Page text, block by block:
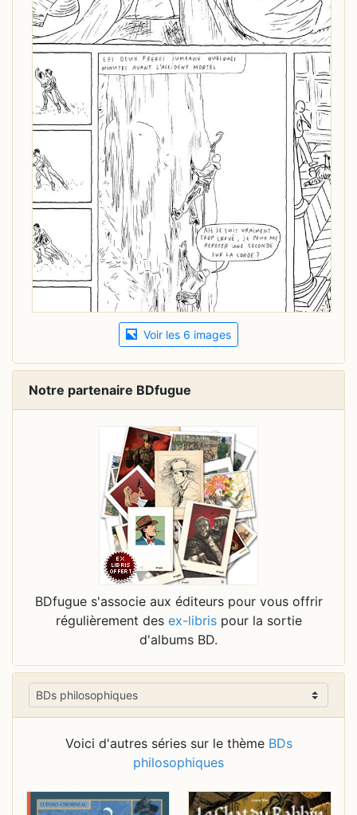
Voir les 6 images
Notre partenaire BDfugue
BDfugue s'associe aux éditeurs pour vous offrir
régulièrement des ex-librispour la sortie
d'albums BD.
Voici d'autres séries sur le thème BDs
philosophiques